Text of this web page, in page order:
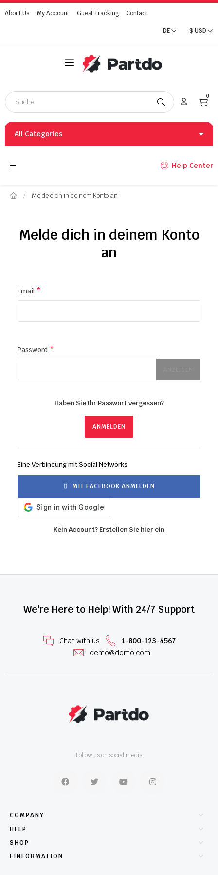
About Us My Account Guest Tracking Contact
DE $ USD
0
All Categories
Umschalten der Navigation
☰ Help Center
Melde dich in deinem Konto an
Melde dich in deinem Konto
an
Email
Password
Haben Sie Ihr Passwort vergessen?
ANMELDEN
Eine Verbindung mit Social Networks
MIT FACEBOOK ANMELDEN
Kein Account? Erstellen Sie hier ein
We're Here to Help! With 24/7 Support
Chat with us
1-800-123-4567
demo@demo.com
Follow us on social media
COMPANY
HELP
SHOP
FINFORMATION